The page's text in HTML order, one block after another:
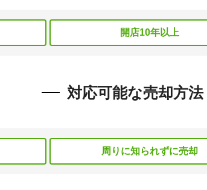
開店10年以上
対応可能な売却方法
周りに知られずに売却